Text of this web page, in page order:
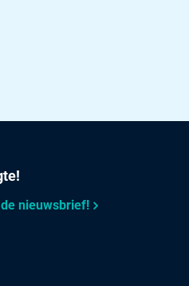
nieuwsbrief!